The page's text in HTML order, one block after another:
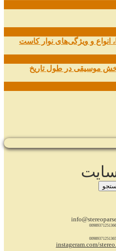
و ویژگی‌های نوار کاست
موسیقی در طول تاریخ
instageram.com/